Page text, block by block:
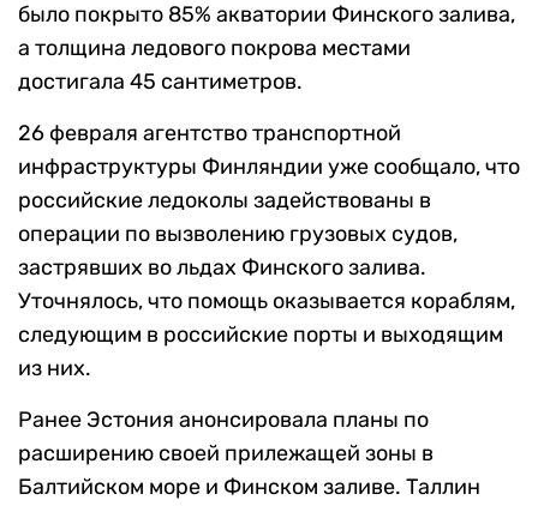
было покрыто 85% акватории Финского залива,
а толщина ледового покрова местами
достигала 45 сантиметров.
26 февраля агентство транспортной
инфраструктуры Финляндии уже сообщало, что
российские ледоколы задействованы в
операции по вызволению грузовых судов,
застрявших во льдах Финского залива.
Уточнялось, что помощь оказывается кораблям,
следующим в российские порты и выходящим
из них.
Ранее Эстония анонсировала планы по
расширению своей прилежащей зоны в
Балтийском море и Финском заливе. Таллин